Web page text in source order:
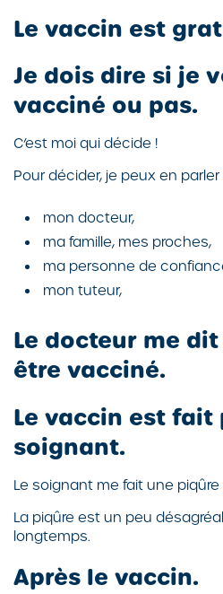
Le vaccin est
Je dois dire si je
vacciné ou pas.
C’est moi qui décide !
Pour décider, je peux en
mon docteur,
ma famille, mes proches,
ma personne de
mon tuteur,
Le docteur me
être vacciné.
Le vaccin est fait
soignant.
Le soignant me fait une piqûre
La piqûre est un peu
longtemps.
Après le vaccin.